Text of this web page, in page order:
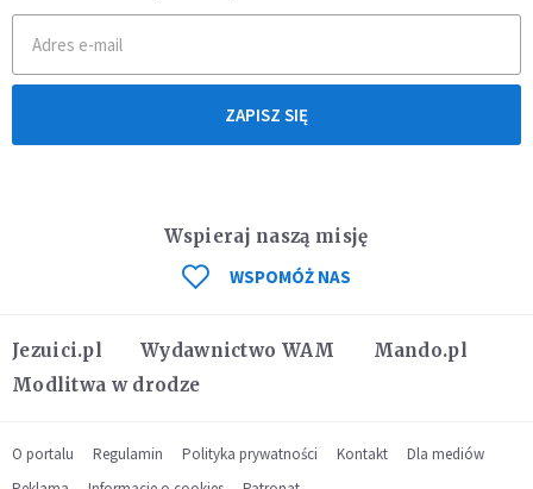
ZAPISZ SIĘ
Jezuici.pl Wydawnictwo WAM
Mando.pl
Modlitwa w drodze
Wspieraj naszą misję
WSPOMÓŻ NAS
O portalu Regulamin Polityka prywatności Kontakt
Dla mediów